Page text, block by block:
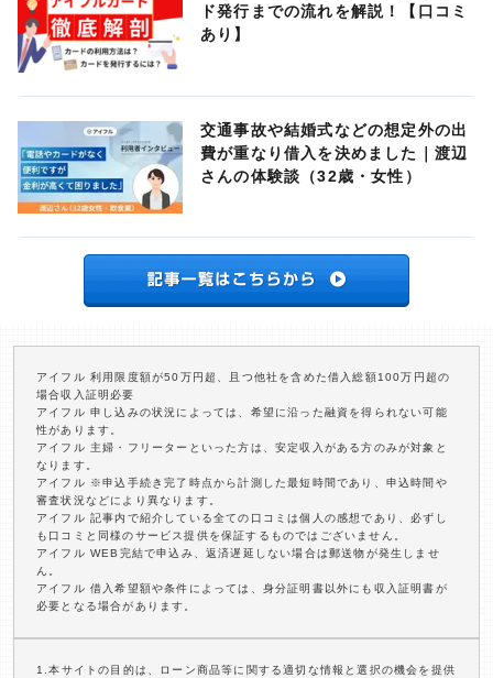
ド発行までの流れを解説！【口コミ
あり】
交通事故や結婚式などの想定外の出
費が重なり借入を決めました｜渡辺
さんの体験談（32歳・女性）
アイフル 利用限度額が50万円超、且つ他社を含めた借入総額100万円超の
場合収入証明必要
アイフル 申し込みの状況によっては、希望に沿った融資を得られない可能
性があります。
アイフル 主婦・フリーターといった方は、安定収入がある方のみが対象と
なります。
アイフル ※申込手続き完了時点から計測した最短時間であり、申込時間や
審査状況などにより異なります。
アイフル 記事内で紹介している全ての口コミは個人の感想であり、必ずし
も口コミと同様のサービス提供を保証するものではございません。
アイフル WEB完結で申込み、返済遅延しない場合は郵送物が発生しませ
ん。
アイフル 借入希望額や条件によっては、身分証明書以外にも収入証明書が
必要となる場合があります。
1.本サイトの目的は、ローン商品等に関する適切な情報と選択の機会を提供